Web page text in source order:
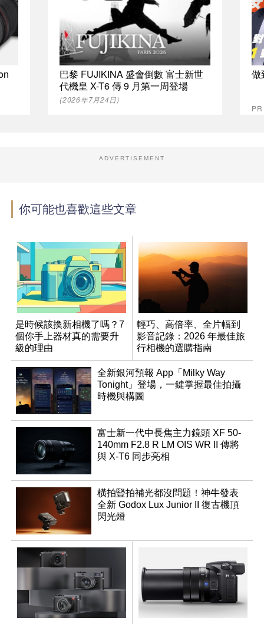
巴黎 FUJIKINA 盛會倒數 富士新世
代機皇 X-T6 傳 9 月第一周登場
(2026年7月24日)
做
ADVERTISEMENT
你可能也喜歡這些文章
是時候該換新相機了嗎？7
個你手上器材真的需要升
級的理由
輕巧、高倍率、全片幅到
影音記錄：2026 年最佳旅
行相機的選購指南
全新銀河預報 App「Milky Way
Tonight」登場，一鍵掌握最佳拍攝
時機與構圖
富士新一代中長焦主力鏡頭 XF 50-
140mm F2.8 R LM OIS WR II 傳將
與 X-T6 同步亮相
橫拍豎拍補光都沒問題！神牛發表
全新 Godox Lux Junior II 復古機頂
閃光燈